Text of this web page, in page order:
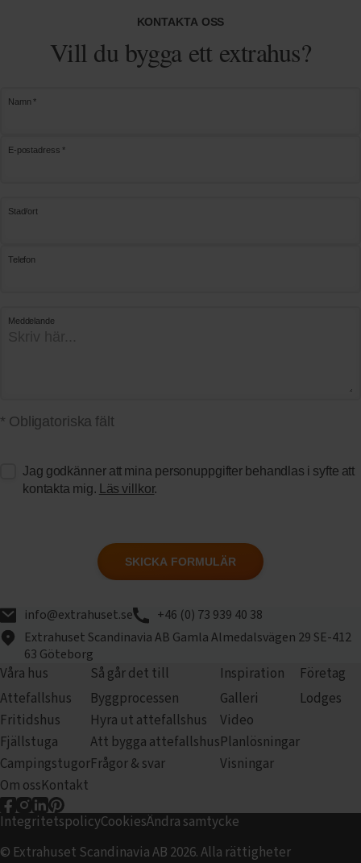
KONTAKTA OSS
Vill du bygga ett extrahus?
Namn *
E-postadress *
Stad/ort
Telefon
Meddelande
* Obligatoriska fält
Jag godkänner att mina personuppgifter behandlas i syfte att
kontakta mig.
Läs villkor.
SKICKA FORMULÄR
info@extrahuset.se
+46 (0) 73 939 40 38
Extrahuset Scandinavia AB Gamla Almedalsvägen 29SE-412
63 Göteborg
Våra hus
Attefallshus
Fritidshus
Fjällstuga
Campingstugor
Så går det till
Byggprocessen
Hyra ut attefallshus
Att bygga attefallshus
Frågor & svar
Inspiration
Galleri
Video
Planlösningar
Visningar
Företag
Lodges
Om ossKontakt
Extrahuset på Facebook
Extrahuset på Instagram
Extrahuset på LinkedIn
Extrahuset på pinterest
© Extrahuset Scandinavia AB 2026. Alla rättigheter
IntegritetspolicyCookiesÄndra samtycke